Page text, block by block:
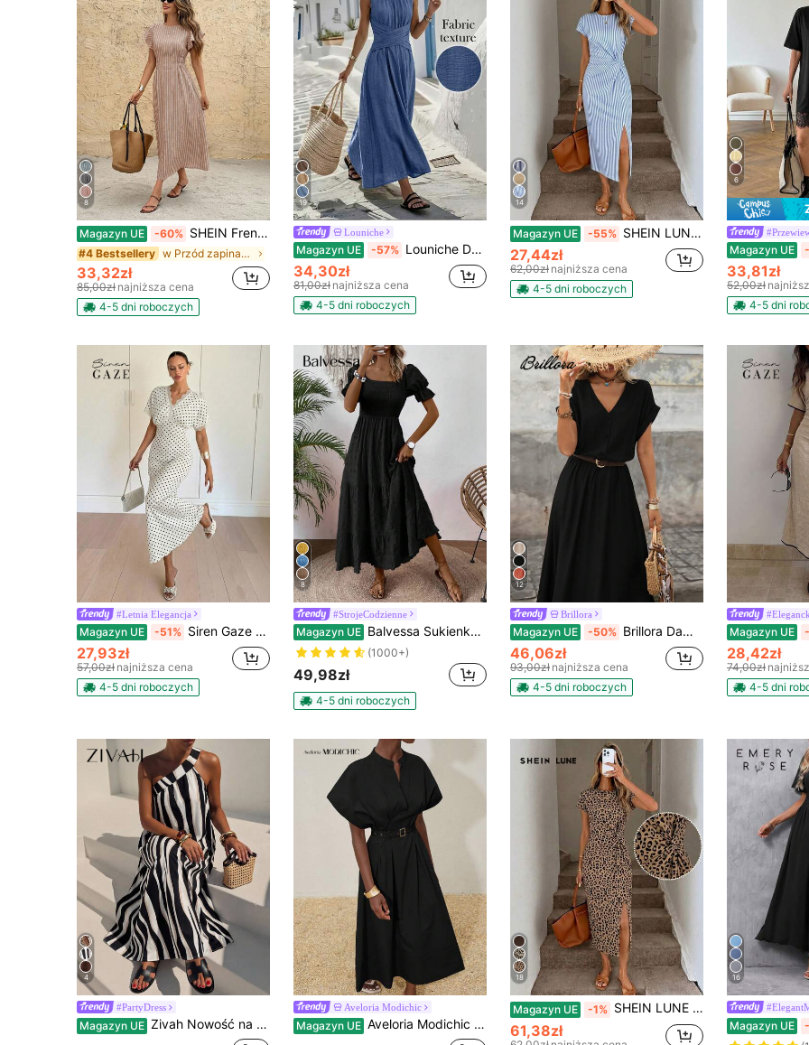
8
Magazyn UE -60% SHEIN Frenchy Sukienka damska w paski z okrągłym dekoltem i krótkim rękawem, marszczona w talii, średniej długości
#4 Bestsellery w Przód zapinany na guziki Sukienki damskie
33,32zł
85,00zł najniższa cena
4-5 dni roboczych
19
Louniche
Magazyn UE -57% Louniche Damska, swobodna, oliwkowozielona sukienka bez rękawów z krzyżującym się pasem, minimalistyczny styl prezentujący elegancję, odpowiednia do noszenia na co dzień, na popołudniową herbatę, na nieformalne spotkania i do lekkich dojazdów służbowych
34,30zł
81,00zł najniższa cena
4-5 dni roboczych
14
Magazyn UE -55% SHEIN LUNE Sukienka midi w stylu vintage z kolorowymi blokami, w paski i marynistycznym nadrukiem, elegancka, z wysokim rozcięciem i bez rękawów, dopasowana sukienka damska o swobodnym kroju z dzianiny, strój urodzinowy dla kobiet, zestaw fitness dla kobiet, sukienka dla gości weselnych, strój biurowy dla kobiet
27,44zł
62,00zł najniższa cena
4-5 dni roboczych
6
Magazyn UE
33,81zł
52,00zł
4-5 dni
#Letnia Elegancja
Magazyn UE -51% Siren Gaze Elegancka, szykowna biała sukienka w groszki, dekolt w serek, koronkowe wykończenie, krótki rękaw, sukienka maxi, dopasowany krój, letnie, zimowe stylizacje, dojeżdżający do pracy, styl influencerki, formalna impreza, ceremonia
27,93zł
57,00zł najniższa cena
4-5 dni roboczych
8
#StrojeCodzienne
Magazyn UE Balvessa Sukienka Maxi na wakacje dla kobiet w jednolitym kolorze z teksturą i bufiastymi rękawami
(1000+)
49,98zł
4-5 dni roboczych
12
Brillora
Magazyn UE -50% Brillora Damska sukienka z dekoltem w serek, półotwartym kołnierzykiem, wykonana z teksturowanej tkaniny, z krótkim rękawem i luźną fakturą, idealna na wiosenne i letnie wyjścia oraz wakacje
46,06zł
93,00zł najniższa cena
4-5 dni roboczych
Magazyn UE
28,42zł
74,00zł
4-5 dni
4
#PartyDress
Magazyn UE Zivah Nowość na wiosnę/lato 2026, idealna na Walentynki, sezon ślubny, festiwale muzyczne, Wielkanoc, styl zachodni, styl nomadyczny, styl boho, Nashville, przyjęcie, wesele, wieczorne przyjęcie, randka, spotkanie, przyjęcie urodzinowe, styl studencki, codzienne wyjścia, podstawowy, uniwersalny, swobodny, wakacje, rejs, plaża, opalanie się, viral hit, elegancki, dojazd do pracy, swobodny biznes, asymetryczny pasek na jedno ramię, bez rękawów, falowana czarna sukienka maxi w paski khaki, luźna sukienka maxi w kształcie litery A, sukienka maxi w paski, sukienka maxi wiosenno-letnia, sukienka maxi na imprezę, seksowna sukienka maxi, sukienka maxi na wakacje, sukienka maxi na co dzień, sukienka maxi damska
Aveloria Modichic
Magazyn UE Aveloria Modichic Elegancka sukienka damska na dojazdy do pracy i randki, luksusowy design, dekolt w serek, obniżone ramiona, plisowana sukienka z paskiem
18
Magazyn UE -1% SHEIN LUNE Sukienka midi z nadrukiem, elegancka, z wysokim rozcięciem i skręconą talią, bez rękawów, dopasowana sukienka damska o swobodnym kroju i teksturowanej fakturze, strój urodzinowy dla kobiet, zestaw fitness dla kobiet, sukienka na wesele dla kobiet, strój biurowy dla kobiet z nadrukiem w panterkę
61,38zł
16
Magazyn UE